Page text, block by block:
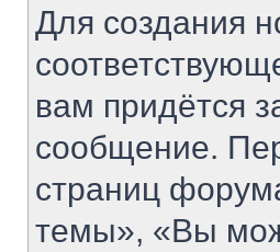
Для создания
вам придётся
сообщение.
страниц
темы», «Вы